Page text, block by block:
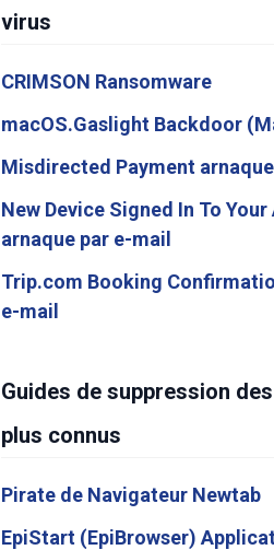
virus
CRIMSON Ransomware
macOS.Gaslight Backdoor
Misdirected Payment
New Device Signed In To
arnaque par e-mail
Trip.com Booking
e-mail
Guides de suppression
plus connus
Pirate de Navigateur Newtab
EpiStart (EpiBrowser)